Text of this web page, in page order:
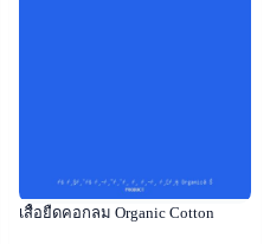
เสื้อยืดคอกลม Organic Cotton